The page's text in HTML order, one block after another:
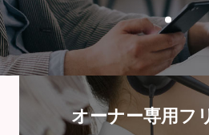
オーナー専用フ